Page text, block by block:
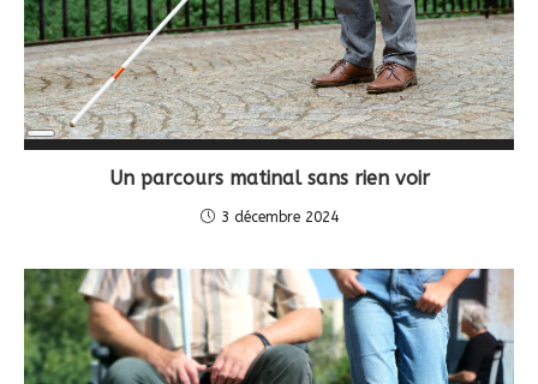
Long
Un parcours matinal sans rien voir
3 décembre 2024